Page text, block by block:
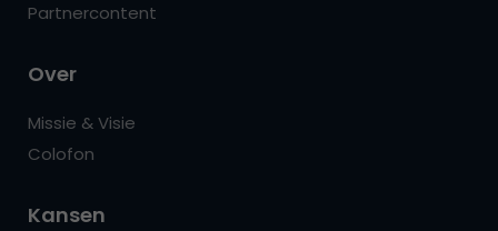
Partnercontent
Over
Missie & Visie
Colofon
Kansen